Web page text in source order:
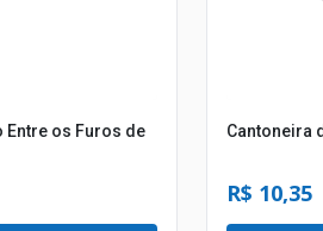
Entre os Furos de
Cantoneira
R$ 10,35